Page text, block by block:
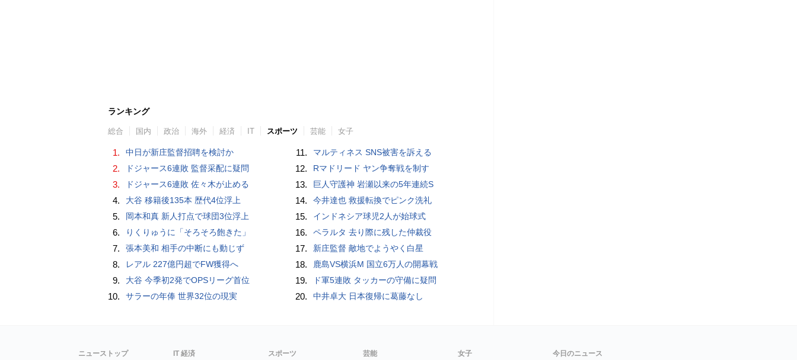
ランキング
総合 国内 政治 海外 経済 IT スポーツ 芸能 女子
1. 中日が新庄監督招聘を検討か
2. ドジャース6連敗 監督采配に疑問
3. ドジャース6連敗 佐々木が止める
4. 大谷 移籍後135本 歴代4位浮上
5. 岡本和真 新人打点で球団3位浮上
6. りくりゅうに「そろそろ飽きた」
7. 張本美和 相手の中断にも動じず
8. レアル 227億円超でFW獲得へ
9. 大谷 今季初2発でOPSリーグ首位
10. サラーの年俸 世界32位の現実
11. マルティネス SNS被害を訴える
12. Rマドリード ヤン争奪戦を制す
13. 巨人守護神 岩瀬以来の5年連続S
14. 今井達也 救援転換でピンク洗礼
15. インドネシア球児2人が始球式
16. ペラルタ 去り際に残した仲裁役
17. 新庄監督 敵地でようやく白星
18. 鹿島VS横浜M 国立6万人の開幕戦
19. ド軍5連敗 タッカーの守備に疑問
20. 中井卓大 日本復帰に葛藤なし
ニューストップ IT 経済 スポーツ 芸能 女子 今日のニュース